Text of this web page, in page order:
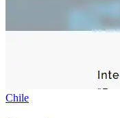
Chile